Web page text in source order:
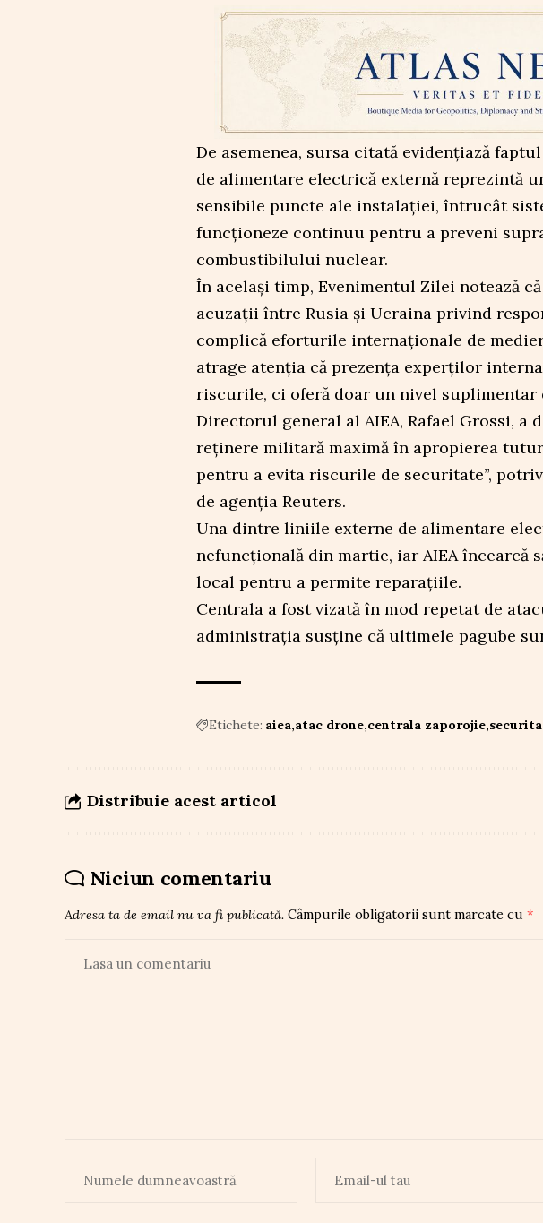
De asemenea, sursa citată evidențiază
de alimentare electrică externă reprezintă
sensibile puncte ale instalației, întrucât
funcționeze continuu pentru a preveni
combustibilului nuclear.
În același timp, Evenimentul Zilei notează
acuzații între Rusia și Ucraina privind
complică eforturile internaționale de
atrage atenția că prezența experților
riscurile, ci oferă doar un nivel suplimentar
Directorul general al AIEA, Rafael Grossi, a
reținere militară maximă în apropierea
pentru a evita riscurile de securitate”,
de agenția Reuters.
Una dintre liniile externe de alimentare
nefuncțională din martie, iar AIEA încearcă
local pentru a permite reparațiile.
Centrala a fost vizată în mod repetat de
administrația susține că ultimele pagube
Etichete: aiea atac drone centrala zaporojie
Distribuie acest articol
Niciun comentariu
Adresa ta de email nu va fi publicată. Câmpurile obligatorii sunt marcate cu *